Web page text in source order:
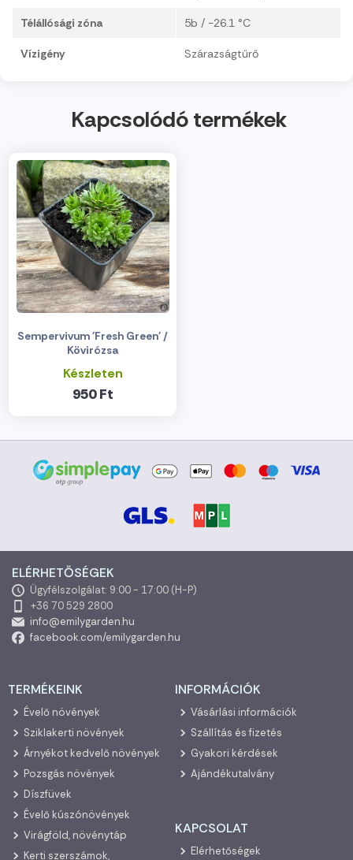
Télállósági zóna 5b / -26.1 °C
Vízigény Szárazságtűrő
Kapcsolódó termékek
Sempervivum 'Fresh Green' /
Kövirózsa
Készleten
950 Ft
ELÉRHETŐSÉGEK
Ügyfélszolgálat: 9:00 - 17:00 (H-P)
+36 70 529 2800
info@emilygarden.hu
facebook.com/emilygarden.hu
TERMÉKEINK
Évelő növények
Sziklakerti növények
Árnyékot kedvelő növények
Pozsgás növények
Díszfüvek
Évelő kúszónövények
Virágföld, növénytáp
Kerti szerszámok,
INFORMÁCIÓK
Vásárlási információk
Szállítás és fizetés
Gyakori kérdések
Ajándékutalvány
KAPCSOLAT
Elérhetőségek